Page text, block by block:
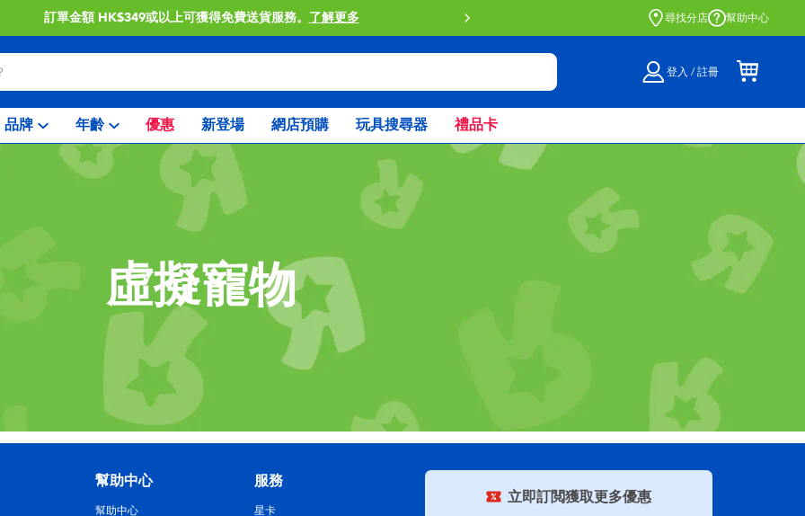
訂單金額 HK$349或以上可獲得免費送貨服務。 了解更多 門店自取服務 網上購買並在店內
尋找分店 幫助中心
登入 / 註冊
品牌 年齡 優惠 新登場 網店預購 玩具搜尋器 禮品卡
虛擬寵物
立即訂閲獲取更多優惠
幫助中心
幫助中心
服務
星卡